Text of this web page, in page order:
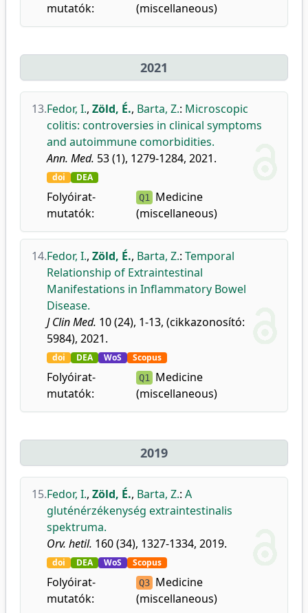
mutatók:
(miscellaneous)
2021
13.Fedor, I., Zöld, É., Barta, Z.: Microscopic
colitis: controversies in clinical symptoms
and autoimmune comorbidities.
Ann. Med. 53 (1), 1279-1284, 2021.
doi DEA
Folyóirat-
mutatók:
Q1
Medicine
(miscellaneous)
14.Fedor, I., Zöld, É., Barta, Z.: Temporal
Relationship of Extraintestinal
Manifestations in Inflammatory Bowel
Disease.
J Clin Med. 10 (24), 1-13, (cikkazonosító:
5984), 2021.
doi DEA WoS Scopus
Folyóirat-
mutatók:
Q1
Medicine
(miscellaneous)
2019
15.Fedor, I., Zöld, É., Barta, Z.: A
gluténérzékenység extraintestinalis
spektruma.
Orv. hetil. 160 (34), 1327-1334, 2019.
doi DEA WoS Scopus
Folyóirat-
mutatók:
Q3 Medicine
(miscellaneous)